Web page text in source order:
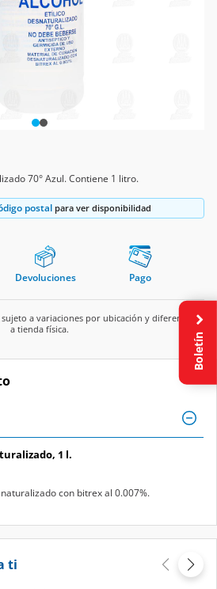
70° Azul. Contiene 1 litro.
postal para ver disponibilidad
Devoluciones Pago
, sujeto a variaciones por ubicación y diferente
a tienda física.
1 l.
con bitrex al 0.007%.
ti
Boletín